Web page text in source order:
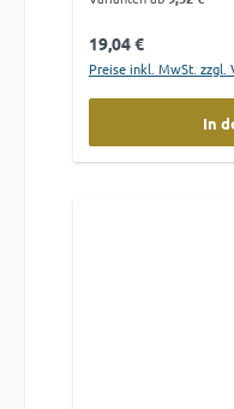
Regulärer Preis:
19,04 €
Preise inkl. MwSt. zzgl.
In